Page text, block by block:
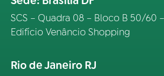
SCS – Quadra 08 – Bloco B 50/60
Edifício Venâncio Shopping
Rio de Janeiro RJ